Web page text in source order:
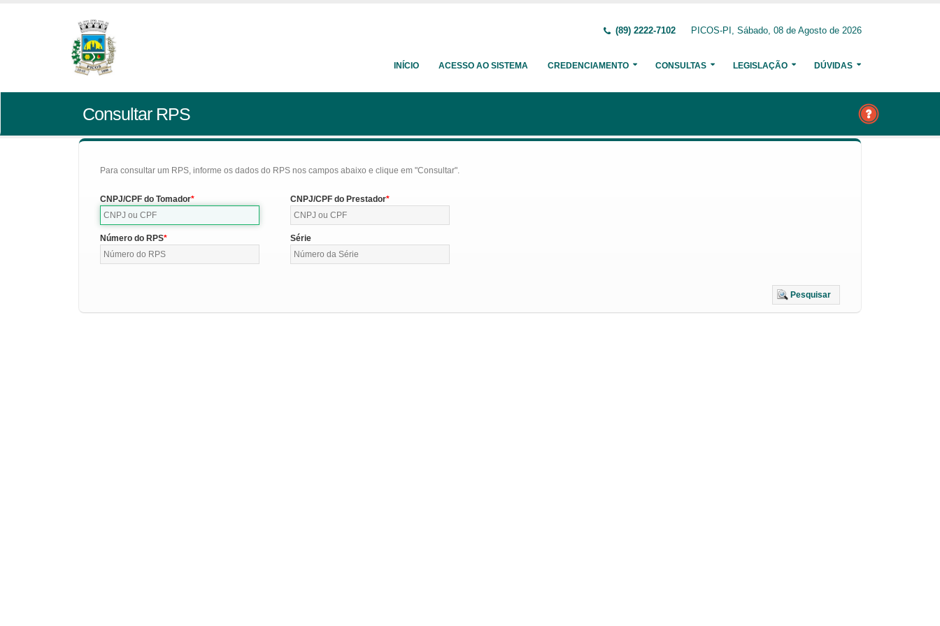
(89) 2222-7102 PICOS-PI, Sábado, 08 de Agosto de 2026
INÍCIO ACESSO AO SISTEMA CREDENCIAMENTO CONSULTAS LEGISLAÇÃO DÚVIDAS
Consultar RPS
Para consultar um RPS, informe os dados do RPS nos campos abaixo e clique em "Consultar".
CNPJ/CPF do Tomador CNPJ/CPF do Prestador
Número do RPS Série
Pesquisar